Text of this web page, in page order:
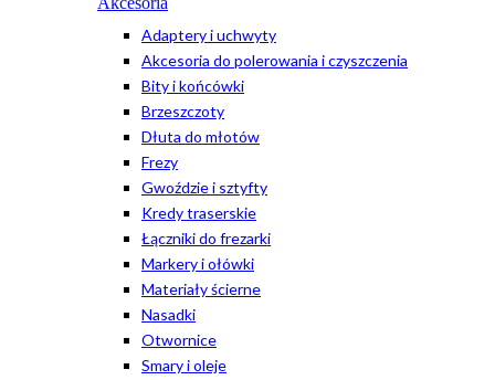
Adaptery i uchwyty
Akcesoria do polerowania i czyszczenia
Bity i końcówki
Brzeszczoty
Dłuta do młotów
Frezy
Gwoździe i sztyfty
Kredy traserskie
Łączniki do frezarki
Markery i ołówki
Materiały ścierne
Nasadki
Otwornice
Smary i oleje